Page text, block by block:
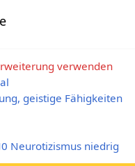
verwenden
geistige Fähigkeiten
Neurotizismus niedrig